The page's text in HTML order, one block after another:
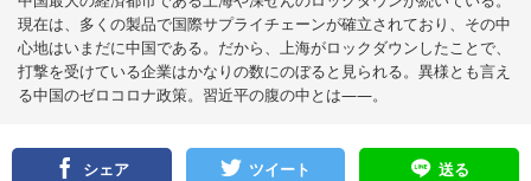
ウ
ィ
ル
オ
ン
ラ
イ
ン
現在は、多くの製品で国際サプライチェーンが確立されており、その中
心地はいまだに中国である。だから、上海がロックダウンしたことで、
打撃を受けている企業はかなりの数にのぼると見られる。異様とも言え
る中国のゼロコロナ政策。習近平の腹の中とは――。
シェア ツイート 送る